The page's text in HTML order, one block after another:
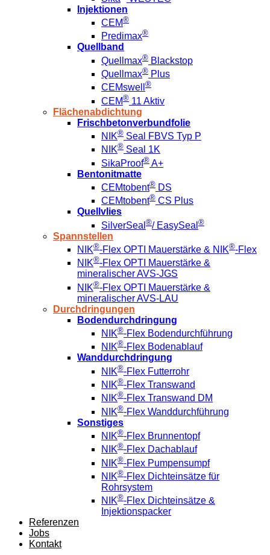
Injektionen
CEM®
Predimax®
Quellband
Quellmax® Blackstop
Quellmax® Plus
CEMswell ®
CEM® 11 Aktiv
Flächenabdichtung
Frischbetonverbundfolie
NIK® Seal FBVS Typ P
NIK® Seal 1K
SikaProof® A+
Bentonitmatte
CEMtobent® DS
CEMtobent® CS Plus
Quellvlies
SilverSeal ®/ EasySeal ®
Spannstellen
NIK®-Flex OPTI Mauerstärke & NIK®-Flex
NIK®-Flex OPTI Mauerstärke &
mineralischer AVS-JGS
NIK®-Flex OPTI Mauerstärke &
mineralischer AVS-LAU
Durchdringungen
Bodendurchdringung
NIK®-Flex Bodendurchführung
NIK®-Flex Bodenablauf
Wanddurchdringung
NIK®-Flex Futterrohr
NIK®-Flex Transwand
NIK®-Flex Transwand DM
NIK®-Flex Wanddurchführung
Sonstiges
NIK®-Flex Brunnentopf
NIK®-Flex Dachablauf
NIK®-Flex Pumpensumpf
NIK®-Flex Dichteinsätze für
Rohrsystem
NIK®-Flex Dichteinsätze &
Injektionspacker
Referenzen
Jobs
Kontakt